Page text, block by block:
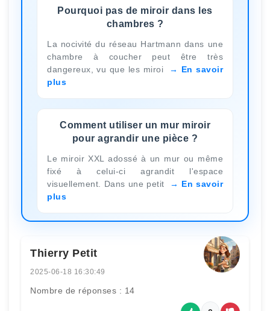
Pourquoi pas de miroir dans les
chambres ?
La nocivité du réseau Hartmann dans une
chambre à coucher peut être très
dangereux, vu que les miroi
En savoir
plus
Comment utiliser un mur miroir
pour agrandir une pièce ?
Le miroir XXL adossé à un mur ou même
fixé à celui-ci agrandit l'espace
visuellement. Dans une petit
En savoir
plus
Thierry Petit
2025-06-18 16:30:49
Nombre de réponses : 14